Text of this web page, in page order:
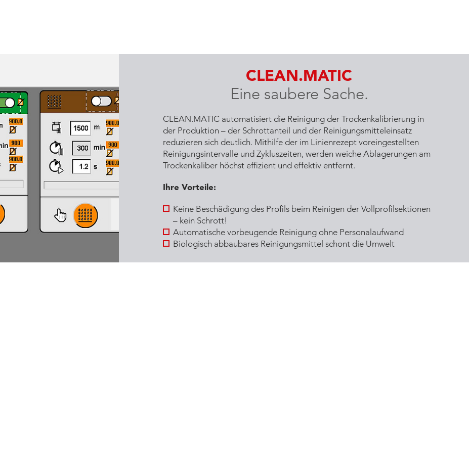
CLEAN.MATIC
Eine saubere Sache.
CLEAN.MATIC automatisiert die Reinigung der Trockenkalibrierung in
der Produktion – der Schrottanteil und der Reinigungsmitteleinsatz
reduzieren sich deutlich. Mithilfe der im Linienrezept voreingestellten
Reinigungsintervalle und Zykluszeiten, werden weiche Ablagerungen am
Trockenkaliber höchst effizient und effektiv entfernt.
Ihre Vorteile:
Keine Beschädigung des Profils beim Reinigen der Vollprofilsektionen
– kein Schrott!
Automatische vorbeugende Reinigung ohne Personalaufwand
Biologisch abbaubares Reinigungsmittel schont die Umwelt